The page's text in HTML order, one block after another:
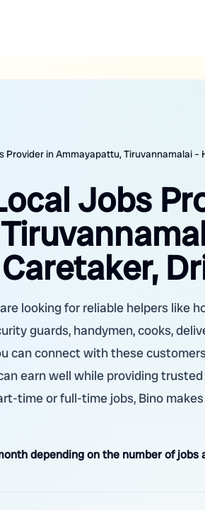
Provider in Ammayapattu, Tiruvannamalai –
Jobs
looking for reliable helpers like
guards, handymen, cooks,
can connect with these
earn well while providing
time or full-time jobs, Bino
depending on the number of jobs